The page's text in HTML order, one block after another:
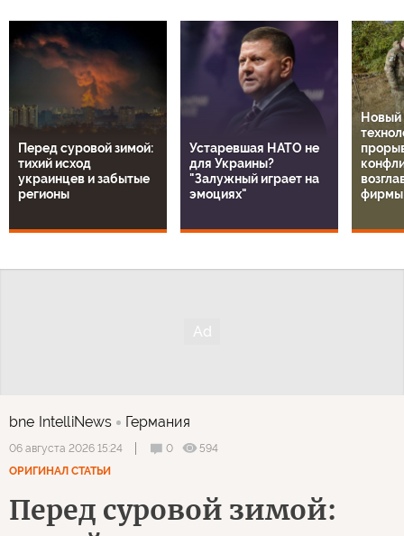
Перед суровой зимой:
тихий исход
украинцев и забытые
регионы
Устаревшая НАТО не
для Украины?
"Залужный играет на
эмоциях"
Новый
фирмы
bne IntelliNews Германия
06 августа 2026 15:24 0
594
ОРИГИНАЛ СТАТЬИ
Перед суровой зимой: